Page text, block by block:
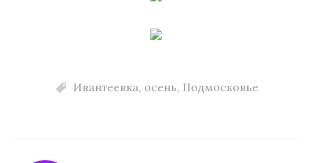
Ивантеевка, осень, Подмосковье